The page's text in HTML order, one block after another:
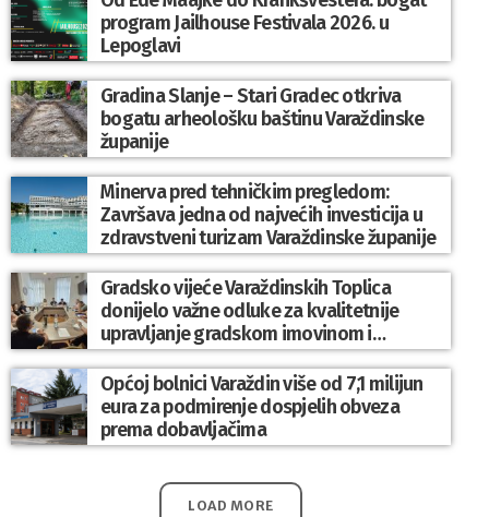
program Jailhouse Festivala 2026. u
Lepoglavi
Gradina Slanje – Stari Gradec otkriva
bogatu arheološku baštinu Varaždinske
županije
Minerva pred tehničkim pregledom:
Završava jedna od najvećih investicija u
zdravstveni turizam Varaždinske županije
Gradsko vijeće Varaždinskih Toplica
donijelo važne odluke za kvalitetnije
upravljanje gradskom imovinom i
komunalnim sustavom
Općoj bolnici Varaždin više od 7,1 milijun
eura za podmirenje dospjelih obveza
prema dobavljačima
LOAD MORE